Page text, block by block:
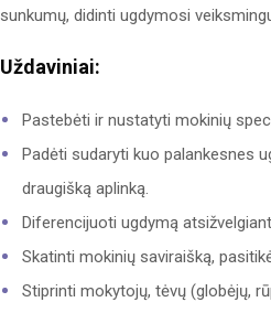
sunkumų, didinti ugdymosi
Uždaviniai:
Pastebėti ir nustatyti mokinių
Padėti sudaryti kuo palankesnes
draugišką aplinką.
Diferencijuoti ugdymą
Skatinti mokinių saviraišką,
Stiprinti mokytojų, tėvų (globėjų,